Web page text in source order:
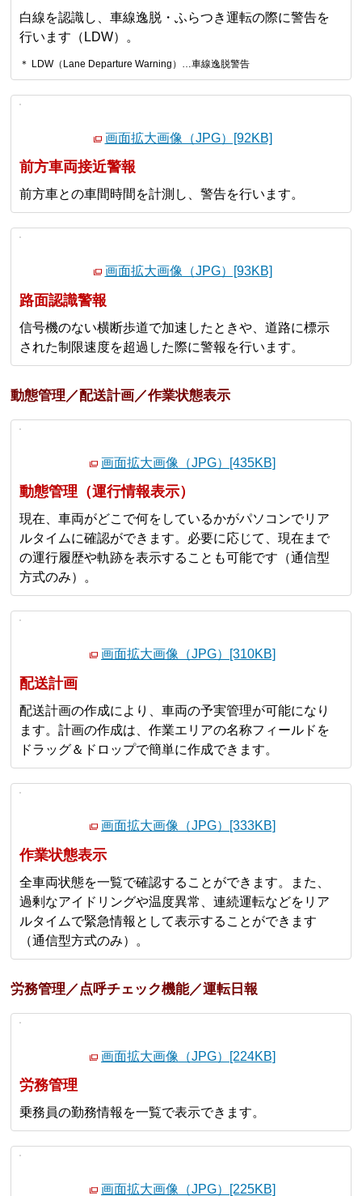
白線を認識し、車線逸脱・ふらつき運転の際に警告を
行います（LDW）。
＊ LDW（Lane Departure Warning）…車線逸脱警告
画面拡大画像（JPG）[92KB]
前方車両接近警報
前方車との車間時間を計測し、警告を行います。
画面拡大画像（JPG）[93KB]
路面認識警報
信号機のない横断歩道で加速したときや、道路に標示
された制限速度を超過した際に警報を行います。
動態管理／配送計画／作業状態表示
画面拡大画像（JPG）[435KB]
動態管理（運行情報表示）
現在、車両がどこで何をしているかがパソコンでリア
ルタイムに確認ができます。必要に応じて、現在まで
の運行履歴や軌跡を表示することも可能です（通信型
方式のみ）。
画面拡大画像（JPG）[310KB]
配送計画
配送計画の作成により、車両の予実管理が可能になり
ます。計画の作成は、作業エリアの名称フィールドを
ドラッグ＆ドロップで簡単に作成できます。
画面拡大画像（JPG）[333KB]
作業状態表示
全車両状態を一覧で確認することができます。また、
過剰なアイドリングや温度異常、連続運転などをリア
ルタイムで緊急情報として表示することができます
（通信型方式のみ）。
労務管理／点呼チェック機能／運転日報
画面拡大画像（JPG）[224KB]
労務管理
乗務員の勤務情報を一覧で表示できます。
画面拡大画像（JPG）[225KB]